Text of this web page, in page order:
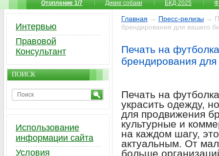
Отопление 1/7
Дикие собаки БКД-2025
Главная → Пресс-релизы →
брендирования для вашего
Печать на
брендирования
Печать на
украсить одежду,
для продвижения
культурные и
на каждом шагу,
актуальным. От
больше
Интервью
Правовой
Консультант
ПОИСК
Использование
информации сайта
Условия